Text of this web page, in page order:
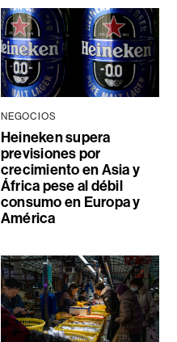
NEGOCIOS
Heineken supera
previsiones por
crecimiento en Asia y
África pese al débil
consumo en Europa y
América